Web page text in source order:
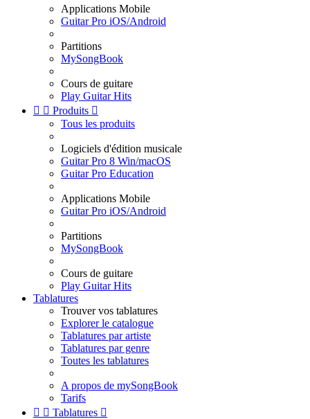
Applications Mobile
Guitar Pro iOS/Android
Partitions
MySongBook
Cours de guitare
Play Guitar Hits
  Produits 
Tous les produits
Logiciels d'édition musicale
Guitar Pro 8 Win/macOS
Guitar Pro Education
Applications Mobile
Guitar Pro iOS/Android
Partitions
MySongBook
Cours de guitare
Play Guitar Hits
Tablatures
Trouver vos tablatures
Explorer le catalogue
Tablatures par artiste
Tablatures par genre
Toutes les tablatures
A propos de mySongBook
Tarifs
  Tablatures 